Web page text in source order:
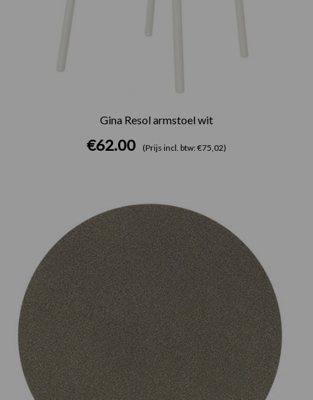
Gina Resol armstoel wit
€62.00 (Prijs incl. btw: €75,02)
Prijsklasse:
€75.00
tot
€165.00